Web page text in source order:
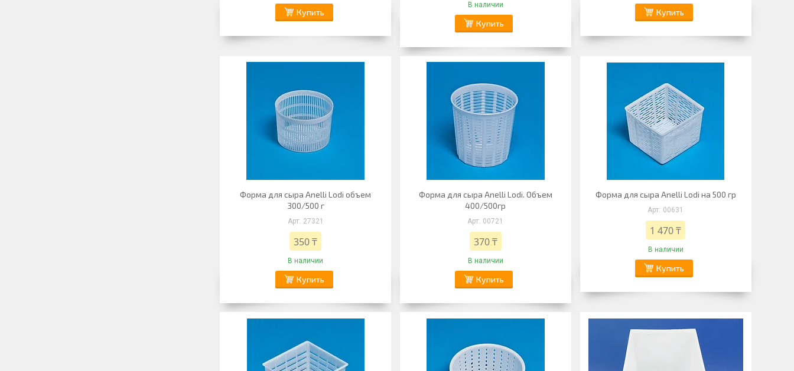
Купить
В наличии
Купить
Купить
Форма для сыра Anelli Lodi объем
300/500 г
27321
350 ₸
В наличии
Купить
Форма для сыра Anelli Lodi. Объем
400/500гр
00721
370 ₸
В наличии
Купить
Форма для сыра Anelli Lodi на 500 гр
00631
1 470 ₸
В наличии
Купить